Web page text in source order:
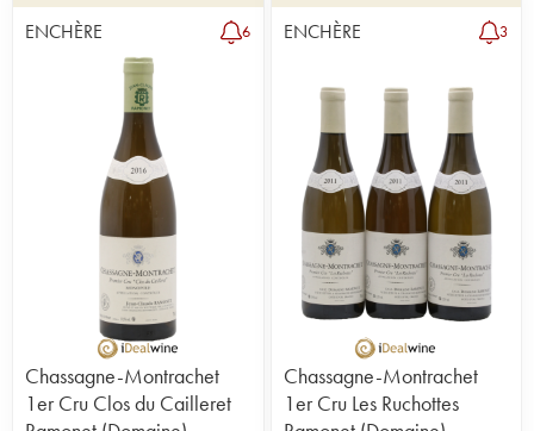
ENCHÈRE 6
Chassagne-Montrachet
1er Cru Clos du Cailleret
ENCHÈRE 3
Chassagne-Montrachet
1er Cru Les Ruchottes